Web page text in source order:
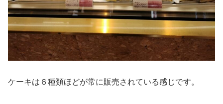
ケーキは６種類ほどが常に販売されている感じです。